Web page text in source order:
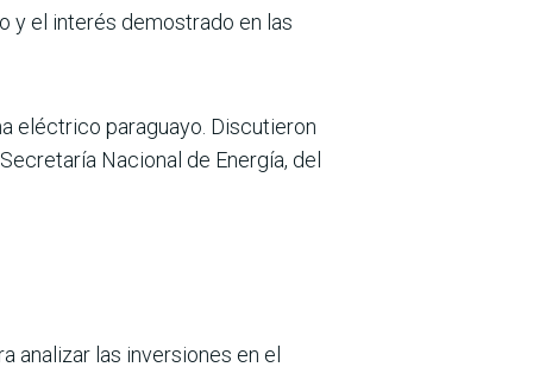
y el interés demostrado en las
eléctrico paraguayo. Discutieron
Nacional de Energía, del
analizar las inversiones en el